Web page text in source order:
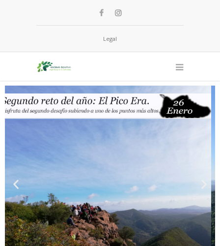
Legal